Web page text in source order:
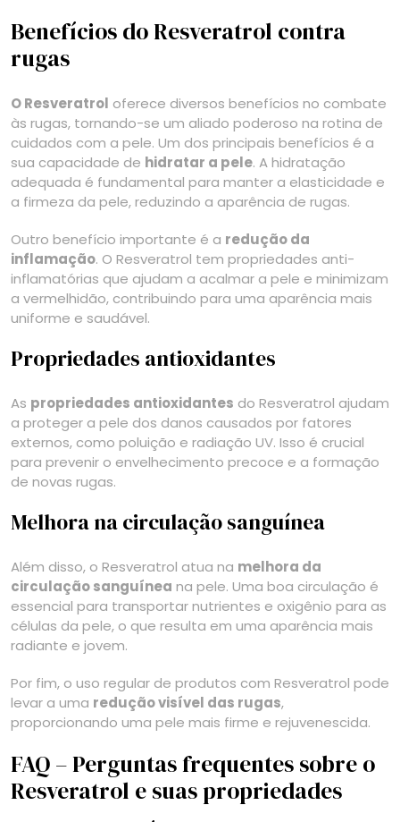
Benefícios do Resveratrol contra
rugas
O Resveratrol oferece diversos benefícios no combate
às rugas, tornando-se um aliado poderoso na rotina de
cuidados com a pele. Um dos principais benefícios é a
sua capacidade de hidratar a pele. A hidratação
adequada é fundamental para manter a elasticidade e
a firmeza da pele, reduzindo a aparência de rugas.
Outro benefício importante é a redução da
inflamação. O Resveratrol tem propriedades anti-
inflamatórias que ajudam a acalmar a pele e minimizam
a vermelhidão, contribuindo para uma aparência mais
uniforme e saudável.
Propriedades antioxidantes
As propriedades antioxidantes do Resveratrol ajudam
a proteger a pele dos danos causados por fatores
externos, como poluição e radiação UV. Isso é crucial
para prevenir o envelhecimento precoce e a formação
de novas rugas.
Melhora na circulação sanguínea
Além disso, o Resveratrol atua na melhora da
circulação sanguínea na pele. Uma boa circulação é
essencial para transportar nutrientes e oxigênio para as
células da pele, o que resulta em uma aparência mais
radiante e jovem.
Por fim, o uso regular de produtos com Resveratrol pode
levar a uma redução visível das rugas,
proporcionando uma pele mais firme e rejuvenescida.
FAQ – Perguntas frequentes sobre o
Resveratrol e suas propriedades